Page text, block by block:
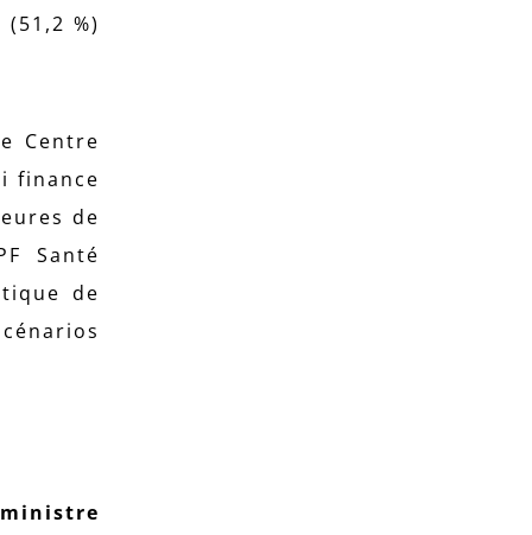
%)
Centre
finance
de
Santé
de